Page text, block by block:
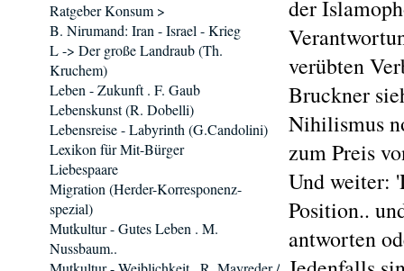
der
verübten
Bruckner
Nihilismus
zum Preis
Und weiter:
Position..
antworten
Ratgeber Konsum >
B. Nirumand: Iran - Israel - Krieg
L -> Der große Landraub (Th.
Kruchem)
Leben - Zukunft . F. Gaub
Lebenskunst (R. Dobelli)
Lebensreise - Labyrinth (G.Candolini)
Lexikon für Mit-Bürger
Liebespaare
Migration (Herder-Korresponenz-
spezial)
Mutkultur - Gutes Leben . M.
Nussbaum..